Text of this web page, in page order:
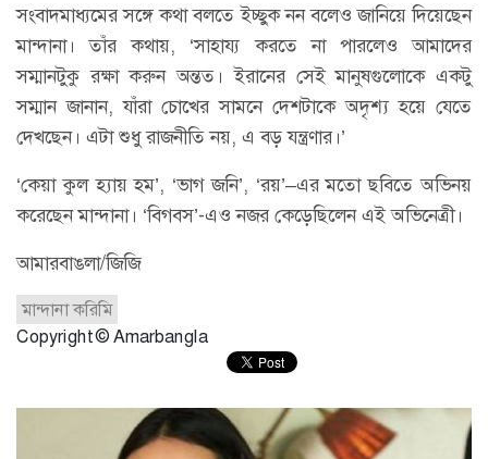
সংবাদমাধ্যমের সঙ্গে কথা বলতে ইচ্ছুক নন বলেও জানিয়ে দিয়েছেন
মান্দানা। তাঁর কথায়, ‘সাহায্য করতে না পারলেও আমাদের
সম্মানটুকু রক্ষা করুন অন্তত। ইরানের সেই মানুষগুলোকে একটু
সম্মান জানান, যাঁরা চোখের সামনে দেশটাকে অদৃশ্য হয়ে যেতে
দেখছেন। এটা শুধু রাজনীতি নয়, এ বড় যন্ত্রণার।’
‘কেয়া কুল হ্যায় হম’, ‘ভাগ জনি’, ‘রয়’–এর মতো ছবিতে অভিনয়
করেছেন মান্দানা। ‘বিগবস’-এও নজর কেড়েছিলেন এই অভিনেত্রী।
আমারবাঙলা/জিজি
মান্দানা করিমি
Copyright © Amarbangla